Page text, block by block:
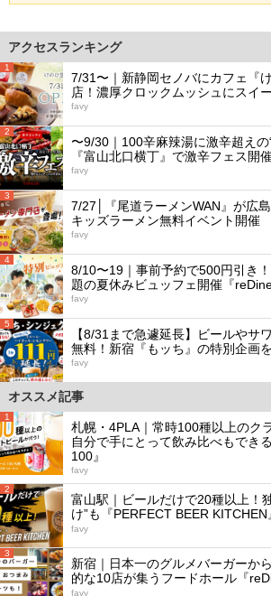
アクセスランキング
1
7/31〜｜新静岡セノバにカフェ『
店！濃厚クロックムッシュにスイ
favy
2
〜9/30｜100辛麻辣湯に激辛超えの
『富山北口横丁』で激辛フェス開
favy
3
7/27│『尾道ラーメンWAN』が広
キッズラーメン無料イベント開催
favy
4
8/10〜19｜事前予約で500円引き
題の夏休みビュッフェ開催『reDine
favy
5
【8/31まで急遽延長】ビールやサ
無料！新宿『もッち』の特別企画
favy
オススメ記事
1
札幌・4PLA｜常時100種以上のク
自分で手にとって飲み比べもでき
100』
favy
2
富山駅｜ビールだけで20種以上！
け”も『PERFECT BEER KITCHEN
favy
3
新宿｜日本一のグルメバーガーか
的な10店が集うフードホール『
favy